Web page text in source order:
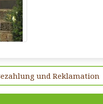
und Reklamation